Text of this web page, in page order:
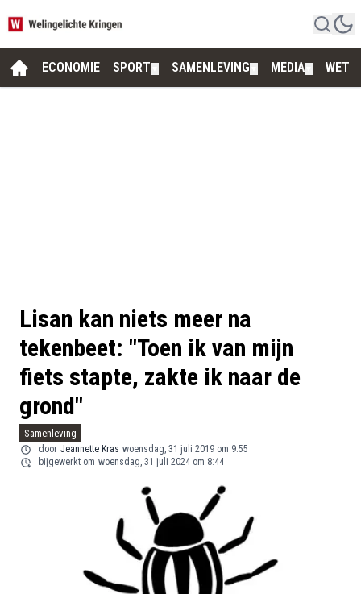
ECONOMIE SPORT SAMENLEVING MEDIA
Lisan kan niets meer na
tekenbeet: "Toen ik van mijn
fiets stapte, zakte ik naar de
grond"
Samenleving
door Jeannette Kras woensdag, 31 juli 2019 om 9:55
bijgewerkt om woensdag, 31 juli 2024 om 8:44